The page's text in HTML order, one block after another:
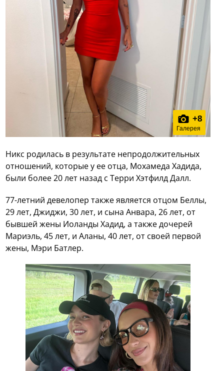
+8
Галерея
Никс родилась в результате непродолжительных
отношений, которые у ее отца, Мохамеда Хадида,
были более 20 лет назад с Терри Хэтфилд Далл.
77-летний девелопер также является отцом Беллы,
29 лет, Джиджи, 30 лет, и сына Анвара, 26 лет, от
бывшей жены Иоланды Хадид, а также дочерей
Мариэль, 45 лет, и Аланы, 40 лет, от своей первой
жены, Мэри Батлер.